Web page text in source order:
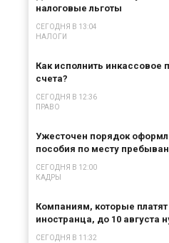
налоговые льготы
СЕГОДНЯ В 13:04
НАЛОГИ
Как исполнить инкассовое
счета?
СЕГОДНЯ В 12:36
ПРАВО
Ужесточен порядок
пособия по месту
СЕГОДНЯ В 12:00
КАДРЫ
Компаниям, которые
иностранца, до 10 августа
СЕГОДНЯ В 11:32